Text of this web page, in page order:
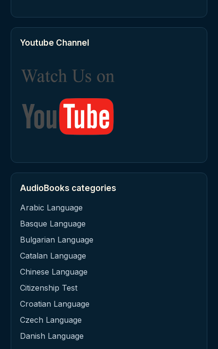
Youtube Channel
AudioBooks categories
Arabic Language
Basque Language
Bulgarian Language
Catalan Language
Chinese Language
Citizenship Test
Croatian Language
Czech Language
Danish Language